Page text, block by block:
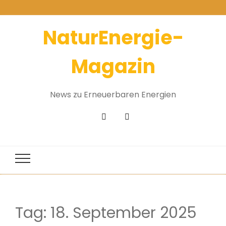
NaturEnergie-
Magazin
News zu Erneuerbaren Energien
Tag: 18. September 2025